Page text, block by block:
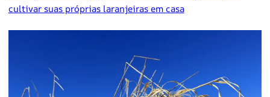
cultivar suas próprias laranjeiras em casa